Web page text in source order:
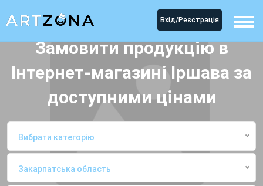
Вхід/Реєстрація
Замовити продукцію в
Інтернет-магазині Іршава за
доступними цінами
Вибрати категорію
Закарпатська область